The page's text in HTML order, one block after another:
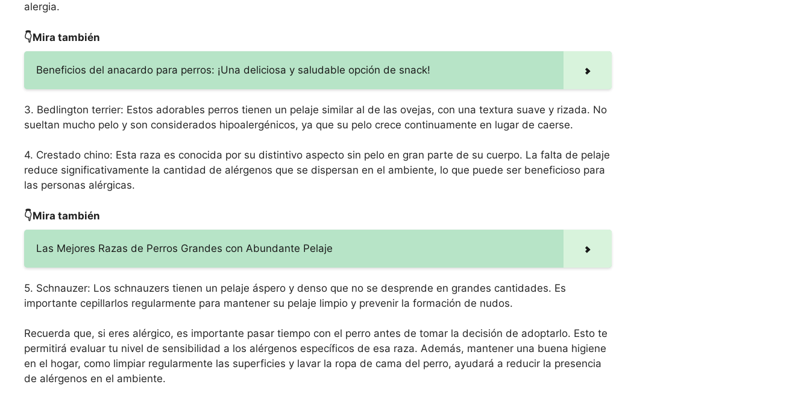
alergia.
👇Mira también
Beneficios del anacardo para perros: ¡Una deliciosa y saludable opción de snack!
3. Bedlington terrier: Estos adorables perros tienen un pelaje similar al de las ovejas, con una textura suave y rizada. No
sueltan mucho pelo y son considerados hipoalergénicos, ya que su pelo crece continuamente en lugar de caerse.
4. Crestado chino: Esta raza es conocida por su distintivo aspecto sin pelo en gran parte de su cuerpo. La falta de pelaje
reduce significativamente la cantidad de alérgenos que se dispersan en el ambiente, lo que puede ser beneficioso para
las personas alérgicas.
👇Mira también
Las Mejores Razas de Perros Grandes con Abundante Pelaje
5. Schnauzer: Los schnauzers tienen un pelaje áspero y denso que no se desprende en grandes cantidades. Es
importante cepillarlos regularmente para mantener su pelaje limpio y prevenir la formación de nudos.
Recuerda que, si eres alérgico, es importante pasar tiempo con el perro antes de tomar la decisión de adoptarlo. Esto te
permitirá evaluar tu nivel de sensibilidad a los alérgenos específicos de esa raza. Además, mantener una buena higiene
en el hogar, como limpiar regularmente las superficies y lavar la ropa de cama del perro, ayudará a reducir la presencia
de alérgenos en el ambiente.